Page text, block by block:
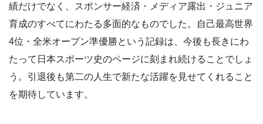
績だけでなく、スポンサー経済・メディア露出・ジュニア
育成のすべてにわたる多面的なものでした。自己最高世界
4位・全米オープン準優勝という記録は、今後も長きにわ
たって日本スポーツ史のページに刻まれ続けることでしょ
う。引退後も第二の人生で新たな活躍を見せてくれること
を期待しています。